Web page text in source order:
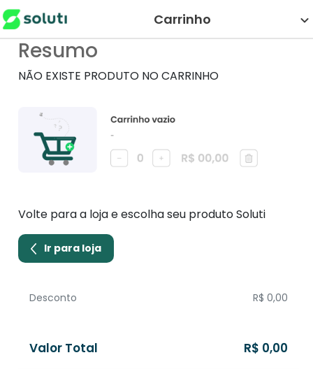
Carrinho
Resumo
NÃO EXISTE PRODUTO NO CARRINHO
Volte para a loja e escolha seu produto Soluti
Ir para loja
Desconto R$ 0,00
Valor Total R$ 0,00